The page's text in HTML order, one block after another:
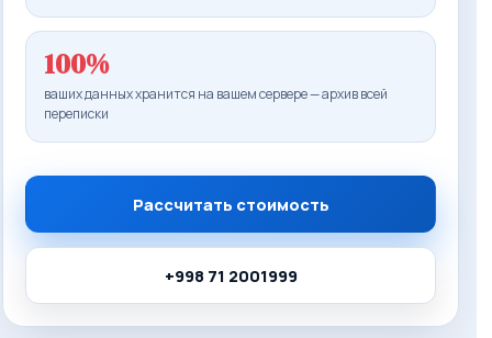
100%
ваших данных хранится на вашем сервере — архив всей
переписки
Рассчитать стоимость
+998 71 2001999